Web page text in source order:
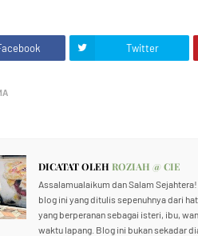
Twitter
DICATAT OLEH ROZIAH @ CIE
Assalamualaikum dan Salam
blog ini yang ditulis sepenuhnya dari
yang berperanan sebagai isteri, ibu,
waktu lapang. Blog ini bukan sekadar